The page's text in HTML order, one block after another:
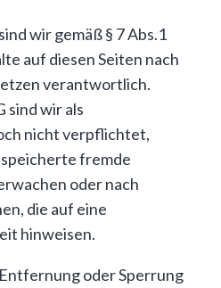
wir gemäß § 7 Abs.1
auf diesen Seiten nach
verantwortlich.
sind wir als
nicht verpflichtet,
fremde
oder nach
die auf eine
hinweisen.
oder Sperrung